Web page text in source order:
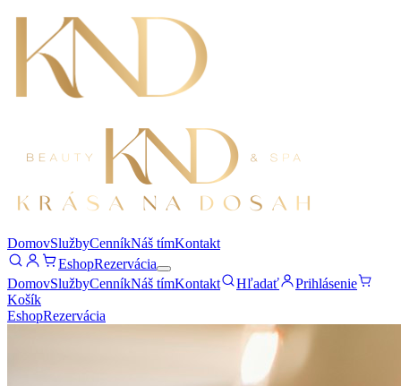
DomovSlužbyCenníkNáš tímKontakt
EshopRezervácia
DomovSlužbyCenníkNáš tímKontakt Hľadať
Prihlásenie
Košík
EshopRezervácia